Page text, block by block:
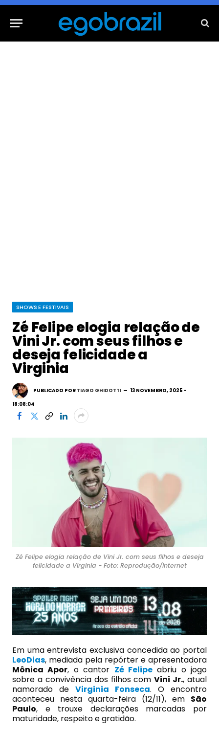
SHOWS E FESTIVAIS
Zé Felipe elogia relação de
Vini Jr. com seus filhos e
deseja felicidade a
Virginia
PUBLICADO POR TIAGO GHIDOTTI
13 NOVEMBRO, 2025 -
18:08:04
Zé Felipe elogia relação de Vini Jr. com seus filhos e deseja
felicidade a Virginia - Foto: Reprodução/Internet
Em uma entrevista exclusiva concedida ao portal
LeoDias, mediada pela repórter e apresentadora
Mônica Apor, o cantor Zé Felipeabriu o jogo
sobre a convivência dos filhos comVini Jr., atual
namorado de Virginia Fonseca. O encontro
aconteceu nesta quarta-feira (12/11), em São
Paulo, e trouxe declarações marcadas por
maturidade, respeito e gratidão.